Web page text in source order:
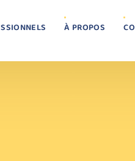
À PROPOS